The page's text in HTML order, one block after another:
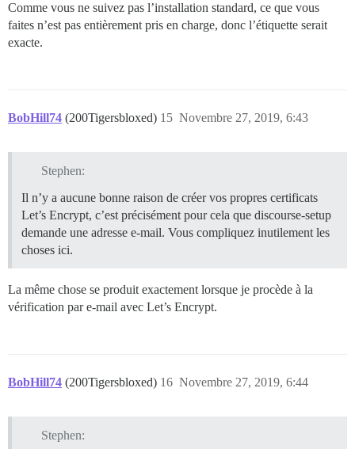
Comme vous ne suivez pas l’installation standard, ce que vous
faites n’est pas entièrement pris en charge, donc l’étiquette serait
exacte.
BobHill74 (200Tigersbloxed) Novembre 27, 2019, 6:43
15
Stephen:
Il n’y a aucune bonne raison de créer vos propres certificats
Let’s Encrypt, c’est précisément pour cela que discourse-setup
demande une adresse e-mail. Vous compliquez inutilement les
choses ici.
La même chose se produit exactement lorsque je procède à la
vérification par e-mail avec Let’s Encrypt.
BobHill74 (200Tigersbloxed) Novembre 27, 2019, 6:44
16
Stephen: